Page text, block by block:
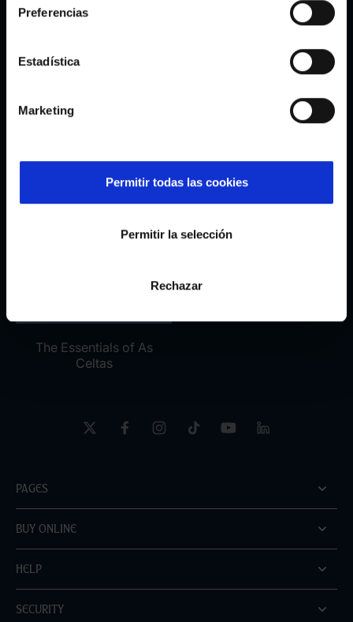
Preferencias
Estadística
Marketing
Permitir todas las cookies
Permitir la selección
Rechazar
The Essentials of As
Celtas
Pages
Buy online
Help
Security